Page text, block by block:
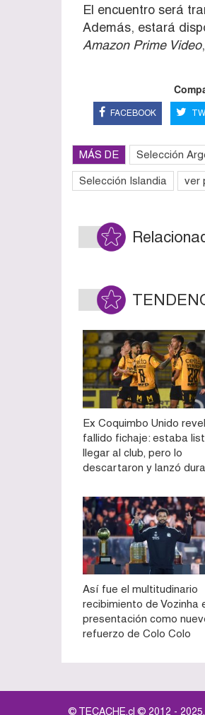
El encuentro será
Además, estará
Amazon Prime Video
FACEBOOK
MÁS DE Selección
Selección Islandia ver
Ex Coquimbo Unido
fallido fichaje: estaba
llegar al club, pero lo
descartaron y lanzó
Así fue el multitudinario
recibimiento de Vozinha
presentación como
refuerzo de Colo Colo
© TECACHE.cl © 2012 -